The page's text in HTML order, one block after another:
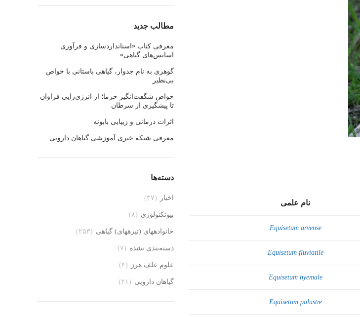
نام علمی
Equisetum arvense
Equisetum fluviatile
Equisetum hyemale
Equisetum palustre
مطالب جدید
معرفی کتاب «استانداردسازی و فرآوری
اسانس‌های گیاهی»
گوهری به نام جدوار، گیاهی باستانی با خواص
بی‌نظیر
خواص شگفت‌انگیز خرما؛ از انرژی‌زایی فراوان
تا پیشگیری از سرطان
اثرات درمانی و زیبایی بابونه
معرفی شبکه خبری آموزشی گیاهان دارویی
دسته‌ها
اخبار (۳۷)
بیوتکنولوژی (۸)
خانواده‎های (تیره‎های) گیاهی (۲۵۳)
دسته‌بندی نشده (۷)
علوم علف هرز (۴)
گیاهان دارویی (۲۱)